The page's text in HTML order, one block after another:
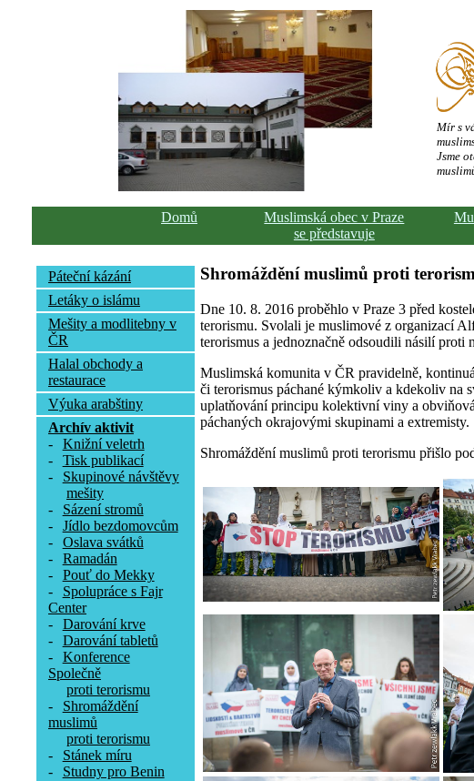
Mír s
Jsme
Domů
Muslimská obec v Praze
se představuje
Páteční kázání
Letáky o islámu
Mešity a modlitebny v
ČR
Halal obchody a
restaurace
Výuka arabštiny
Archív aktivit
-
Knižní veletrh
-
Tisk publikací
-
Skupinové návštěvy
mešity
-
Sázení stromů
-
Jídlo bezdomovcům
-
Oslava svátků
-
Ramadán
-
Pouť do Mekky
-
Spolupráce s Fajr
Center
-
Darování krve
-
Darování tabletů
-
Konference
Společně
proti terorismu
-
Shromáždění
muslimů
proti terorismu
-
Stánek míru
-
Studny pro Benin
Shromáždění muslimů proti
Dne 10. 8. 2016 proběhlo v Praze 3 před
terorismu. Svolali je muslimové z organizací
terorismus a jednoznačně odsoudili násilí proti
Muslimská komunita v ČR pravidelně,
či terorismus páchané kýmkoliv a kdekoliv na
uplatňování principu kolektivní viny a
páchaných okrajovými skupinami a extremisty.
Shromáždění muslimů proti terorismu přišlo